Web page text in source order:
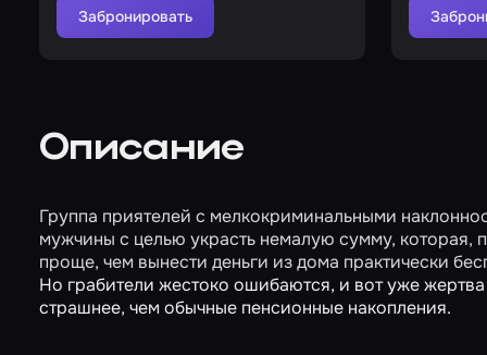
Забронировать
Описание
Группа приятелей с мелкокриминальными
мужчины с целью украсть немалую сумму, которая,
проще, чем вынести деньги из дома практически
Но грабители жестоко ошибаются, и вот уже
страшнее, чем обычные пенсионные накопления.